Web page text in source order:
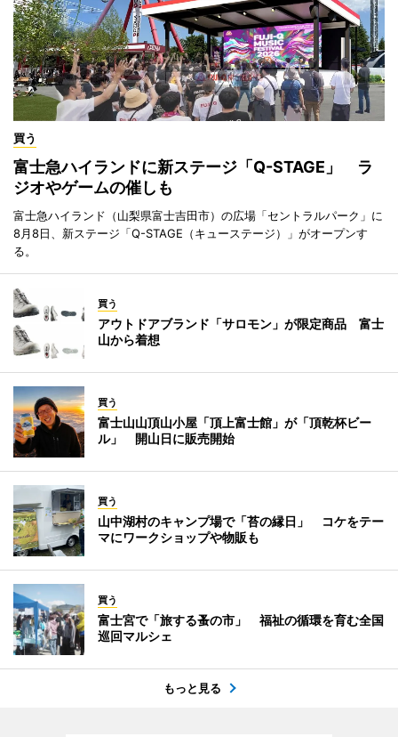
買う
富士急ハイランドに新ステージ「Q-STAGE」 ラ
ジオやゲームの催しも
富士急ハイランド（山梨県富士吉田市）の広場「セントラルパーク」に
8月8日、新ステージ「Q-STAGE（キューステージ）」がオープンす
る。
買う
アウトドアブランド「サロモン」が限定商品 富士
山から着想
買う
富士山山頂山小屋「頂上富士館」が「頂乾杯ビー
ル」 開山日に販売開始
買う
山中湖村のキャンプ場で「苔の縁日」 コケをテー
マにワークショップや物販も
買う
富士宮で「旅する蚤の市」 福祉の循環を育む全国
巡回マルシェ
もっと見る